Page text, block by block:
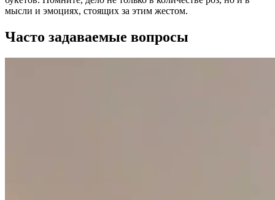
мысли и эмоциях, стоящих за этим жестом.
Часто задаваемые вопросы